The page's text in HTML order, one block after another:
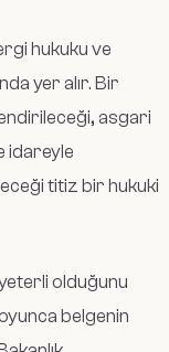
hukuku ve
yer alır. Bir
asgari
idareyle
titiz bir hukuki
olduğunu
belgenin